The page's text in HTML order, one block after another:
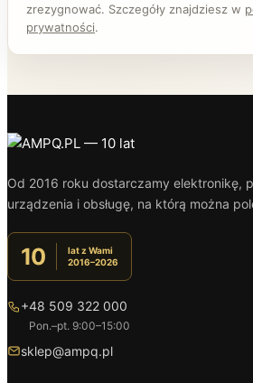
zrezygnować. Szczegóły znajdziesz w
prywatności.
Od 2016 roku dostarczamy elektronikę,
urządzenia i obsługę, na którą można
10
lat z Wami
2016–2026
+48 509 322 000
Pon.–pt. 9:00–15:00
sklep@ampq.pl